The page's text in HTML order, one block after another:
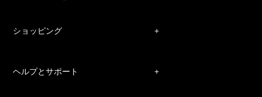
ショッピング
ヘルプとサポート